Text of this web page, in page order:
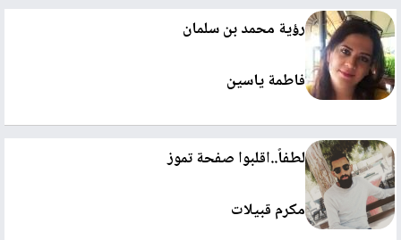
رؤية محمد بن سلمان
فاطمة ياسين
لطفاً..اقلبوا صفحة تموز
مكرم قبيلات